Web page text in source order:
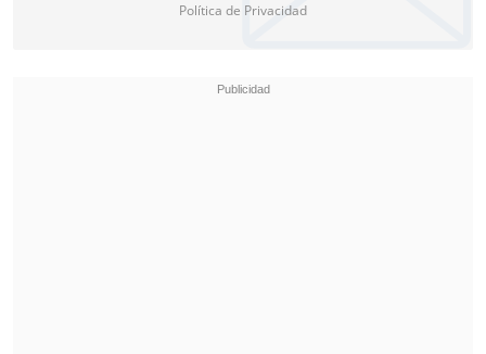
Política de Privacidad